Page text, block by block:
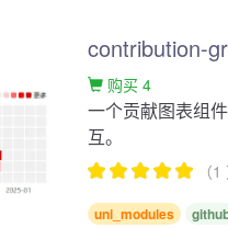
contribution-
购买 4
一个贡献图表组
互。
（
uni_modules